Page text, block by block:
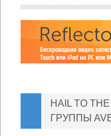
HAIL TO
ГРУППЫ